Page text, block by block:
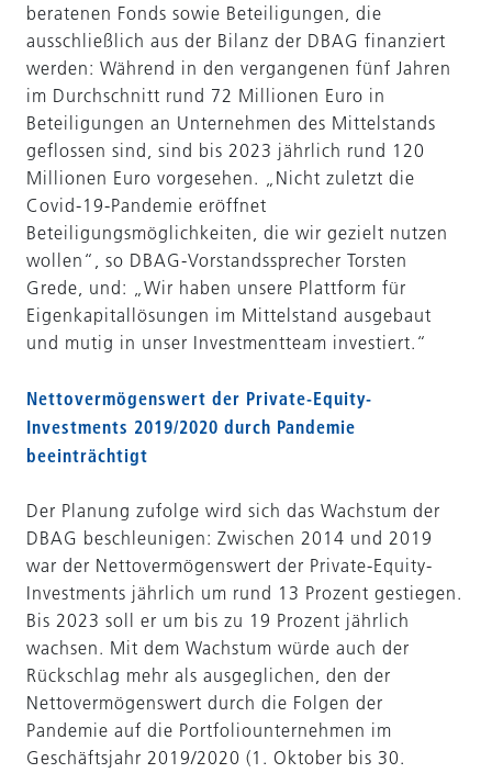
beratenen Fonds sowie Beteiligungen, die
ausschließlich aus der Bilanz der DBAG finanziert
werden: Während in den vergangenen fünf Jahren
im Durchschnitt rund 72 Millionen Euro in
Beteiligungen an Unternehmen des Mittelstands
geflossen sind, sind bis 2023 jährlich rund 120
Millionen Euro vorgesehen. „Nicht zuletzt die
Covid-19-Pandemie eröffnet
Beteiligungsmöglichkeiten, die wir gezielt nutzen
wollen“, so DBAG-Vorstandssprecher Torsten
Grede, und: „Wir haben unsere Plattform für
Eigenkapitallösungen im Mittelstand ausgebaut
und mutig in unser Investmentteam investiert.“
Nettovermögenswert der Private-Equity-
Investments 2019/2020 durch Pandemie
beeinträchtigt
Der Planung zufolge wird sich das Wachstum der
DBAG beschleunigen: Zwischen 2014 und 2019
war der Nettovermögenswert der Private-Equity-
Investments jährlich um rund 13 Prozent gestiegen.
Bis 2023 soll er um bis zu 19 Prozent jährlich
wachsen. Mit dem Wachstum würde auch der
Rückschlag mehr als ausgeglichen, den der
Nettovermögenswert durch die Folgen der
Pandemie auf die Portfoliounternehmen im
Geschäftsjahr 2019/2020 (1. Oktober bis 30.